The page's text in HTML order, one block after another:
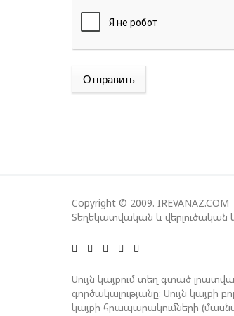
Отправить
Copyright © 2009. IREVANAZ.COM
Տեղեկատվական և վերլուծական
Սույն կայքում տեղ գտած
գործակալությանը։ Սույն
կայքի հրապարակումների